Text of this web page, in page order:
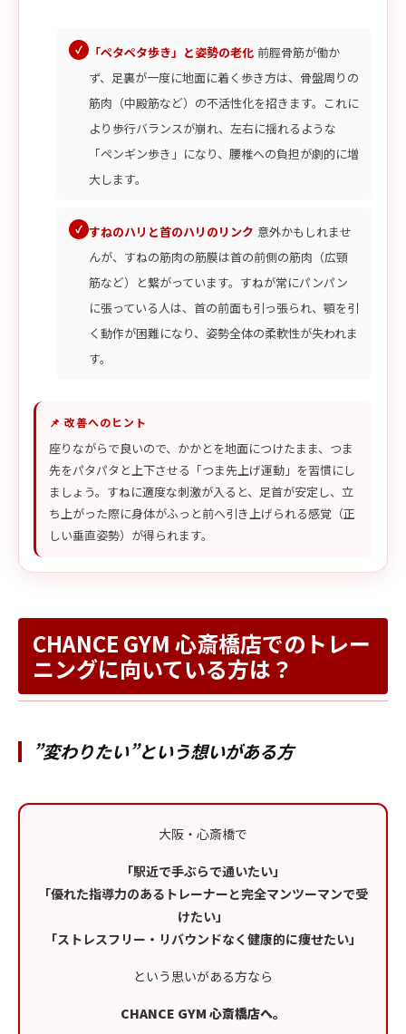
「ペタペタ歩き」と姿勢の老化 前脛骨筋が働か
ず、足裏が一度に地面に着く歩き方は、骨盤周りの
筋肉（中殿筋など）の不活性化を招きます。これに
より歩行バランスが崩れ、左右に揺れるような
「ペンギン歩き」になり、腰椎への負担が劇的に増
大します。
すねのハリと首のハリのリンク 意外かもしれませ
んが、すねの筋肉の筋膜は首の前側の筋肉（広頸
筋など）と繋がっています。すねが常にパンパン
に張っている人は、首の前面も引っ張られ、顎を引
く動作が困難になり、姿勢全体の柔軟性が失われま
す。
📌 改善へのヒント
座りながらで良いので、かかとを地面につけたまま、つま
先をパタパタと上下させる「つま先上げ運動」を習慣にし
ましょう。すねに適度な刺激が入ると、足首が安定し、立
ち上がった際に身体がふっと前へ引き上げられる感覚（正
しい垂直姿勢）が得られます。
CHANCE GYM 心斎橋店でのトレー
ニングに向いている方は？
”変わりたい”という想いがある方
大阪・心斎橋で
「駅近で手ぶらで通いたい」
「優れた指導力のあるトレーナーと完全マンツーマンで受
けたい」
「ストレスフリー・リバウンドなく健康的に痩せたい」
という思いがある方なら
CHANCE GYM 心斎橋店へ。